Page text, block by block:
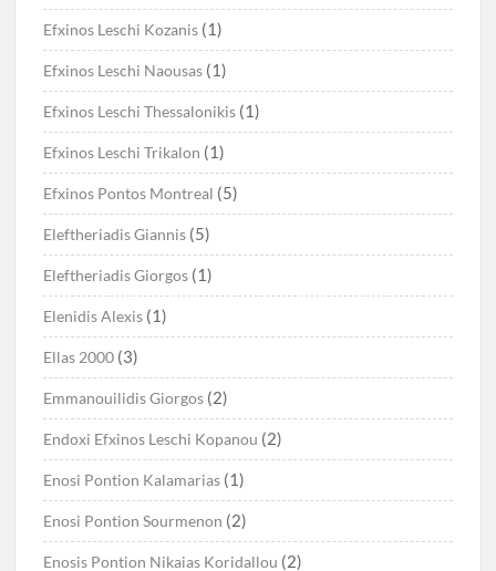
Efxinos Leschi Kozanis (1)
Efxinos Leschi Naousas (1)
Efxinos Leschi Thessalonikis (1)
Efxinos Leschi Trikalon (1)
Efxinos Pontos Montreal (5)
Eleftheriadis Giannis (5)
Eleftheriadis Giorgos (1)
Elenidis Alexis (1)
Ellas 2000 (3)
Emmanouilidis Giorgos (2)
Endoxi Efxinos Leschi Kopanou (2)
Enosi Pontion Kalamarias (1)
Enosi Pontion Sourmenon (2)
Enosis Pontion Nikaias Koridallou (2)